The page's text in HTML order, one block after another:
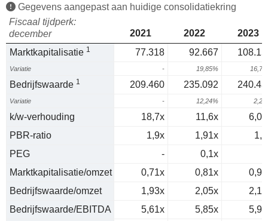
Gegevens aangepast aan huidige consolidatiekring
Fiscaal tijdperk:
december
2021 2022
2023
Marktkapitalisatie 1 77.318 92.667
Variatie - 19,85%
Bedrijfswaarde 1 209.460 235.092
Variatie - 12,24%
k/w-verhouding 18,7x 11,6x
PBR-ratio
1,9x 1,91x
PEG
- 0,1x
Marktkapitalisatie/omzet
0,71x 0,81x
Bedrijfswaarde/omzet
1,93x 2,05x
Bedrijfswaarde/EBITDA
5,61x 5,85x